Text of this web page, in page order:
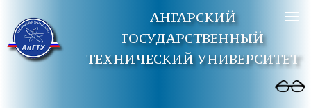
АНГАРСКИЙ
ГОСУДАРСТВЕННЫЙ
ТЕХНИЧЕСКИЙ УНИВЕРСИТЕТ